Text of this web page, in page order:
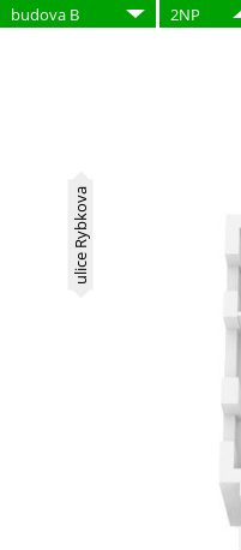
budova B 2NP
ulice Rybkova